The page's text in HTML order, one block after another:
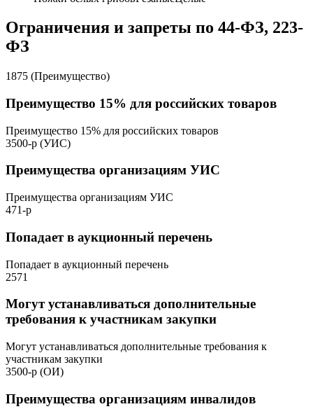
Ограничения и запреты по 44-ФЗ, 223-
ФЗ
1875 (Преимущество)
Преимущество 15% для российских товаров
Преимущество 15% для российских товаров
3500-р (УИС)
Преимущества организациям УИС
Преимущества организациям УИС
471-р
Попадает в аукционный перечень
Попадает в аукционный перечень
2571
Могут устанавливаться дополнительные
требования к участникам закупки
Могут устанавливаться дополнительные требования к
участникам закупки
3500-р (ОИ)
Преимущества организациям инвалидов